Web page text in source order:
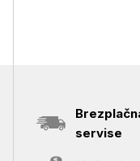
servise